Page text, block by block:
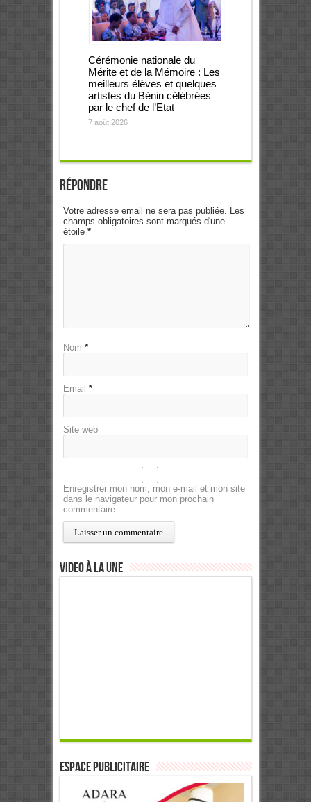
Cérémonie nationale du
Mérite et de la Mémoire : Les
meilleurs élèves et quelques
artistes du Bénin célébrées
par le chef de l’Etat
7 août 2026
Répondre
Votre adresse email ne sera pas publiée. Les
champs obligatoires sont marqués d'une
étoile *
Nom *
Email *
Site web
Enregistrer mon nom, mon e-mail et mon site
dans le navigateur pour mon prochain
commentaire.
Video à la Une
ESPACE PUBLICITAIRE